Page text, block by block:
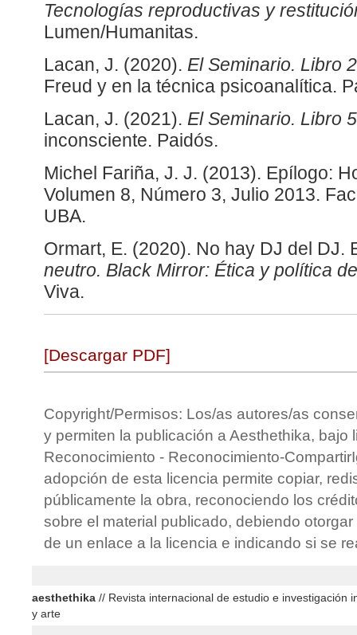
Tecnologías reproductivas y
Lumen/Humanitas.
Lacan, J. (2020). El Seminario. Libro 2
Freud y en la técnica psicoanalítica.
Lacan, J. (2021). El Seminario. Libro 5
inconsciente. Paidós.
Michel Fariña, J. J. (2013). Epílogo:
Volumen 8, Número 3, Julio 2013.
UBA.
Ormart, E. (2020). No hay DJ del DJ.
neutro. Black Mirror: Ética y política
Viva.
[Descargar PDF]
Copyright/Permisos: Los/as autores/as
y permiten la publicación a Aesthethika, bajo
Reconocimiento - Reconocimiento-
adopción de esta licencia permite copiar,
públicamente la obra, reconociendo los
sobre el material publicado, debiendo
de un enlace a la licencia e indicando si se
aesthethika // Revista internacional de estudio e investigación
y arte